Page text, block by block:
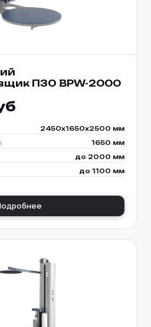
ПЗО BPW-2000
2450х1650х2500 мм
1650 мм
до 2000 мм
до 1100 мм